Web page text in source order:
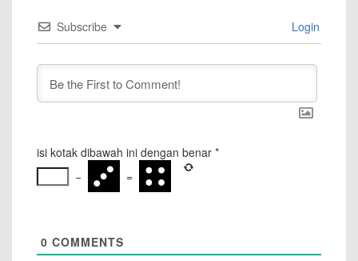
Subscribe Login
isi kotak dibawah ini dengan benar *
−
=
0 COMMENTS